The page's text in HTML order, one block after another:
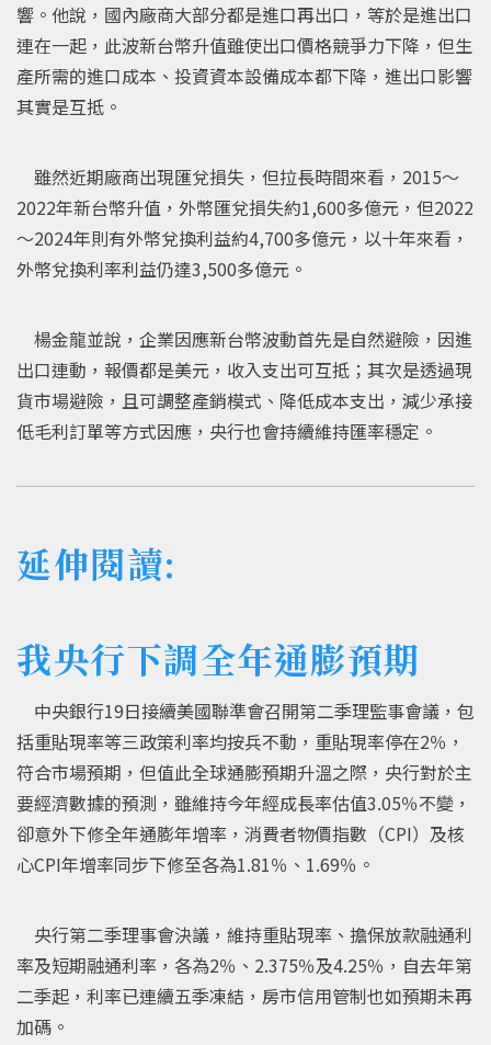
響。他說，國內廠商大部分都是進口再出口，等於是進出口
連在一起，此波新台幣升值雖使出口價格競爭力下降，但生
產所需的進口成本、投資資本設備成本都下降，進出口影響
其實是互抵。
雖然近期廠商出現匯兌損失，但拉長時間來看，2015～
2022年新台幣升值，外幣匯兌損失約1,600多億元，但2022
～2024年則有外幣兌換利益約4,700多億元，以十年來看，
外幣兌換利率利益仍達3,500多億元。
楊金龍並說，企業因應新台幣波動首先是自然避險，因進
出口連動，報價都是美元，收入支出可互抵；其次是透過現
貨市場避險，且可調整產銷模式、降低成本支出，減少承接
低毛利訂單等方式因應，央行也會持續維持匯率穩定。
延伸閱讀:
我央行下調全年通膨預期
中央銀行19日接續美國聯準會召開第二季理監事會議，包
括重貼現率等三政策利率均按兵不動，重貼現率停在2％，
符合市場預期，但值此全球通膨預期升溫之際，央行對於主
要經濟數據的預測，雖維持今年經成長率估值3.05％不變，
卻意外下修全年通膨年增率，消費者物價指數（CPI）及核
心CPI年增率同步下修至各為1.81％、1.69％。
央行第二季理事會決議，維持重貼現率、擔保放款融通利
率及短期融通利率，各為2％、2.375％及4.25％，自去年第
二季起，利率已連續五季凍結，房市信用管制也如預期未再
加碼。